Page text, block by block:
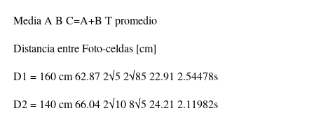
Media A B C=A+B T promedio
Distancia entre Foto-celdas [cm]
D1 = 160 cm 62.87 2√5 2√85 22.91 2.54478s
D2 = 140 cm 66.04 2√10 8√5 24.21 2.11982s